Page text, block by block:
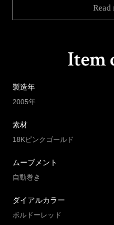
Read
製造年
2005年
素材
18Kピンクゴールド
ムーブメント
自動巻き
ダイアルカラー
ボルドーレッド